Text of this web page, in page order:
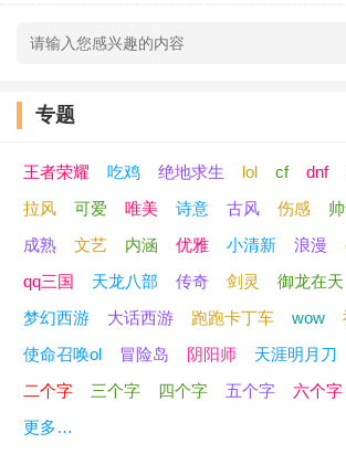
咒心◎
亡心
｀寡欢△
冰点°
空牢
专题
王者荣耀 吃鸡 绝地求生 lol cf dnf
拉风
可爱 唯美 诗意 古风 伤感
成熟
文艺 内涵 优雅 小清新 浪漫
qq三国
天龙八部 传奇 剑灵 御龙在天
梦幻西游
大话西游 跑跑卡丁车 wow
使命召唤ol
冒险岛 阴阳师 天涯明月刀
二个字
三个字 四个字 五个字 六个字
更多…